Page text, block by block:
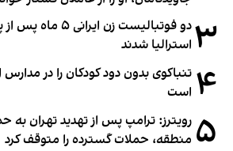
۳
دو فوتبالیست زن
استرالیا شدند
۴ تنباکوی بدون دود کودکان را در مدارس
است
۵ رویترز: ترامپ پس از تهدید تهران
منطقه، حملات گسترده را متوقف کرد